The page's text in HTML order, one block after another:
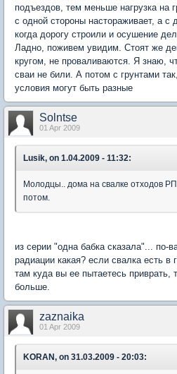
подъездов, тем меньше нагрузка на
с одной стороны настораживает, а с
когда дорогу строили и осушение
Ладно, поживем увидим. Стоят же
кругом, не проваливаются. Я знаю,
сваи не били. А потом с грунтами
условия могут быть разные
Solntse
01 Apr 2009
Lusik, on 1.04.2009 - 11:32:
Молодцы.. дома на свалке отходов
потом.
из серии "одна бабка сказала"... по-
радиации какая? если свалка есть в
там куда вы ее пытаетесь приврать,
больше.
zaznaika
01 Apr 2009
KORAN, on 31.03.2009 - 20:03: